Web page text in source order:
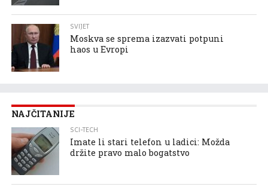
SVIJET
Moskva se sprema izazvati potpuni
haos u Evropi
NAJČITANIJE
SCI-TECH
Imate li stari telefon u ladici: Možda
držite pravo malo bogatstvo